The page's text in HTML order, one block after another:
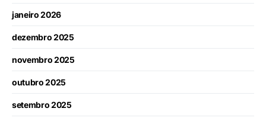
janeiro 2026
dezembro 2025
novembro 2025
outubro 2025
setembro 2025